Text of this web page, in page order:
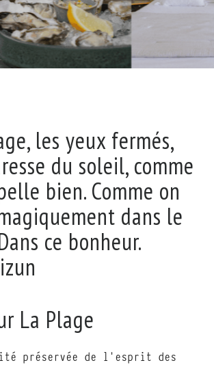
les yeux fermés,
du soleil, comme
bien. Comme on
dans le
ce bonheur.
La Plage
préservée de l’esprit des